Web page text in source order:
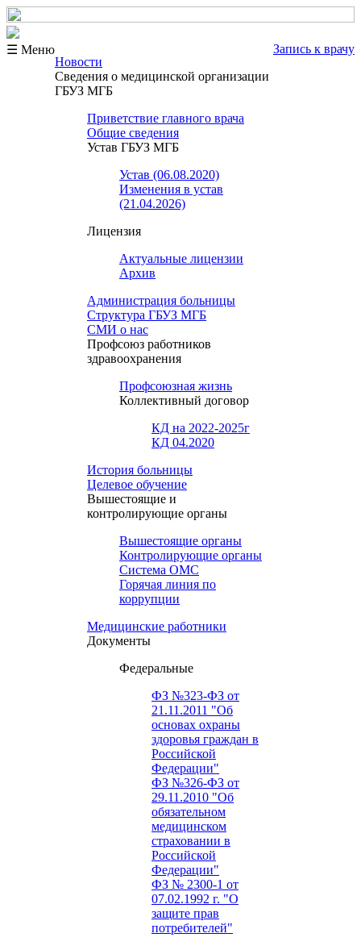
☰ Меню
Запись к врачу
Новости
Сведения о медицинской организации
ГБУЗ МГБ
Приветствие главного врача
Общие сведения
Устав ГБУЗ МГБ
Устав (06.08.2020)
Изменения в устав
(21.04.2026)
Лицензия
Актуальные лицензии
Архив
Администрация больницы
Структура ГБУЗ МГБ
СМИ о нас
Профсоюз работников
здравоохранения
Профсоюзная жизнь
Коллективный договор
КД на 2022-2025г
КД 04.2020
История больницы
Целевое обучение
Вышестоящие и
контролирующие органы
Вышестоящие органы
Контролирующие органы
Система ОМС
Горячая линия по
коррупции
Медицинские работники
Документы
Федеральные
ФЗ №323-ФЗ от
21.11.2011 "Об
основах охраны
здоровья граждан в
Российской
Федерации"
ФЗ №326-ФЗ от
29.11.2010 "Об
обязательном
медицинском
страховании в
Российской
Федерации"
ФЗ № 2300-1 от
07.02.1992 г. "О
защите прав
потребителей"